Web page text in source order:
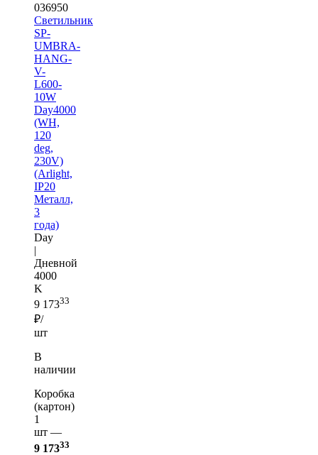
036950
Светильник
SP-
UMBRA-
HANG-
V-
L600-
10W
Day4000
(WH,
120
deg,
230V)
(Arlight,
IP20
Металл,
3
года)
Day
|
Дневной
4000
K
9 17333
₽/
шт
В
наличии
Коробка
(картон)
1
шт —
9 17333